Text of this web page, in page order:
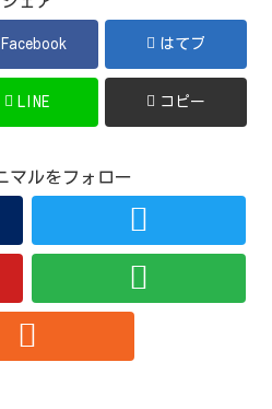
Facebook はてブ
LINE コピー
マルをフォロー